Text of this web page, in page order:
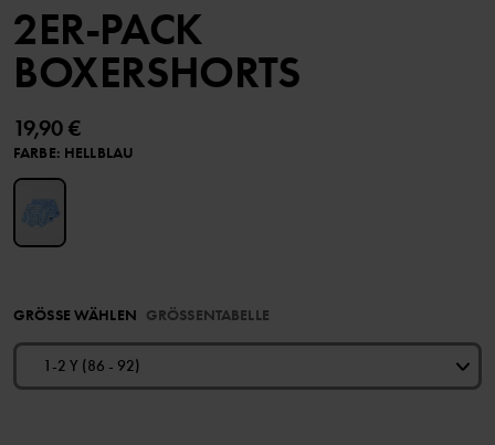
2ER-PACK
BOXERSHORTS
19,90 €
FARBE: HELLBLAU
GRÖSSE WÄHLEN GRÖSSENTABELLE
1-2 Y (86 - 92)